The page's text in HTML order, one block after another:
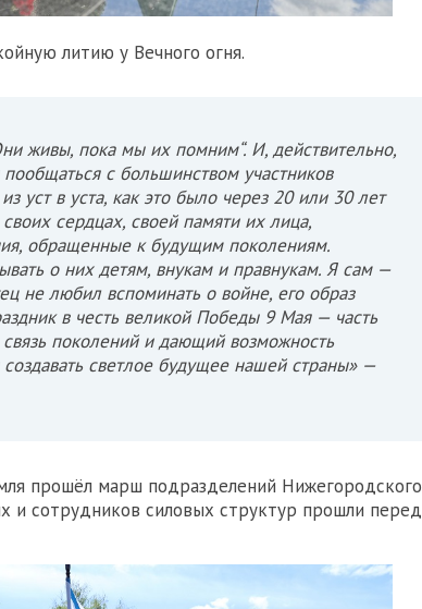
литию у Вечного огня.
живы, пока мы их помним“. И, действительно,
с большинством участников
уст в уста, как это было через 20 или 30 лет
сердцах, своей памяти их лица,
обращенные к будущим поколениям.
о них детям, внукам и правнукам. Я сам —
не любил вспоминать о войне, его образ
в честь великой Победы 9 Мая — часть
поколений и дающий возможность
светлое будущее нашей страны» —
прошёл марш подразделений Нижегородского
и сотрудников силовых структур прошли перед